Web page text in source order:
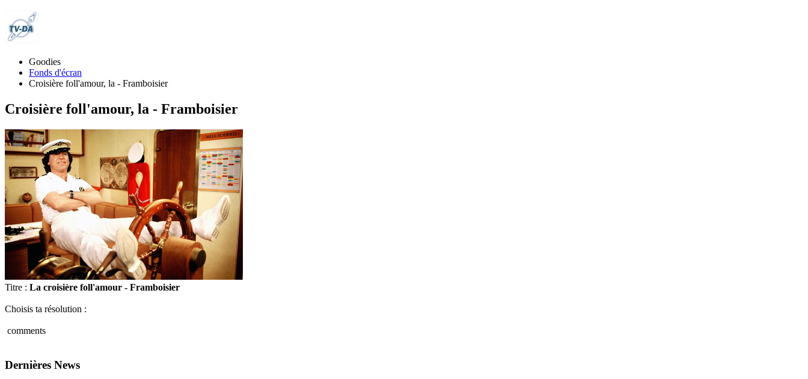
Goodies
Fonds d'écran
Croisière foll'amour, la - Framboisier
Croisière foll'amour, la - Framboisier
Titre : La croisière foll'amour - Framboisier
Choisis ta résolution :
comments
Dernières News